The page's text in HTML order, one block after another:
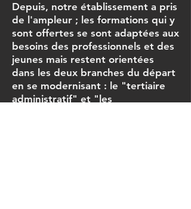
Depuis, notre établissement a pris
de l'ampleur ; les formations qui y
sont offertes se sont adaptées aux
besoins des professionnels et des
jeunes mais restent orientées
dans les deux branches du départ
en se modernisant : le "tertiaire
administratif" et "les